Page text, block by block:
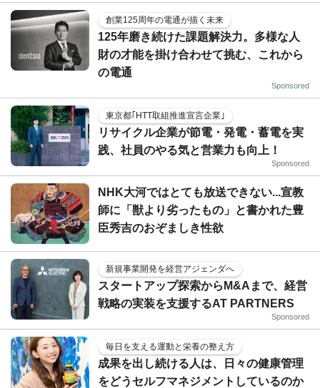
創業125周年の電通が描く未来
125年磨き続けた課題解決力。多様な人
財の才能を掛け合わせて挑む、これから
の電通
Sponsored
東京都｢HTT取組推進宣言企業｣
リサイクル企業が節電・発電・蓄電を実
践、社員のやる気と営業力も向上！
Sponsored
NHK大河ではとても放送できない...宣教
師に「獣より劣ったもの」と書かれた豊
臣秀吉のおぞましき性欲
新規事業開発を経営アジェンダへ
スタートアップ探索からM&Aまで、経営
戦略の実装を支援するAT PARTNERS
Sponsored
毎日を支える運動と栄養の整え方
成果を出し続ける人は、日々の健康管理
をどうセルフマネジメントしているのか